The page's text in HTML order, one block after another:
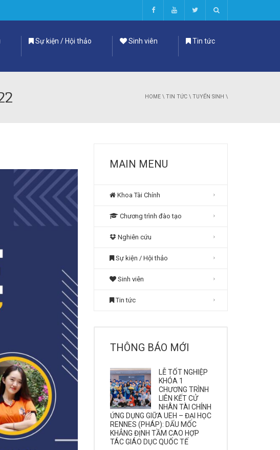
Sự kiện / Hội thảo Sinh viên Tin tức
HOME \ TIN TỨC \ TUYỂN SINH \
MAIN MENU
Khoa Tài Chính
Chương trình đào tạo
Nghiên cứu
Sự kiện / Hội thảo
Sinh viên
Tin tức
THÔNG BÁO MỚI
LỄ TỐT NGHIỆP
KHÓA 1
CHƯƠNG TRÌNH
LIÊN KẾT CỬ
NHÂN TÀI CHÍNH
ỨNG DỤNG GIỮA UEH – ĐẠI HỌC
RENNES (PHÁP): DẤU MỐC
KHẲNG ĐỊNH TẦM CAO HỢP
TÁC GIÁO DỤC QUỐC TẾ